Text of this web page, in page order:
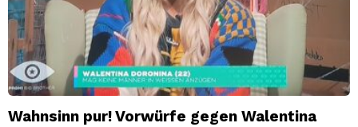
Wahnsinn pur! Vorwürfe gegen Walentina